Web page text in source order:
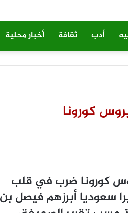
أدب ثقافة أخبار محلية
ﻛﻮﺭﻭﻧﺎ ﺿﺮﺏ ﻓﻲ ﻗﻠﺐ
ﺍﻟﻤﺎﻟﻜﺔ ﺍﻟﺴﻌﻮﺩﻳﺔ، ﻭﺃﺻﺎﺏ ﺃﻛﺜﺮ ﻣﻦ 150 ﺃﻣﻴﺮﺍ ﺳﻌﻮﺩﻳﺎ ﺃﺑﺮﺯﻫﻢ ﻓﻴﺼﻞ ﺑﻦ